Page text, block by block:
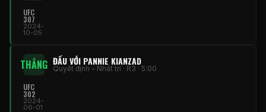
UFC
307
2024-
10-05
THẮNG ĐẤU VỚI PANNIE KIANZAD
Quyết định - Nhất trí · R3 · 5:00
UFC
302
2024-
06-01